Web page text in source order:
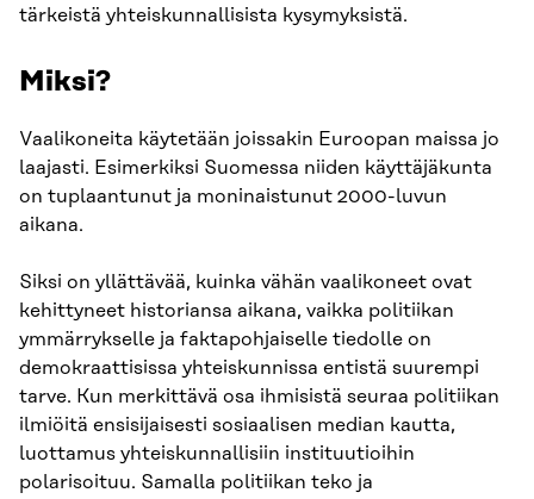
tärkeistä yhteiskunnallisista kysymyksistä.
Miksi?
Vaalikoneita käytetään joissakin Euroopan maissa jo
laajasti. Esimerkiksi Suomessa niiden käyttäjäkunta
on tuplaantunut ja moninaistunut 2000-luvun
aikana.
Siksi on yllättävää, kuinka vähän vaalikoneet ovat
kehittyneet historiansa aikana, vaikka politiikan
ymmärrykselle ja faktapohjaiselle tiedolle on
demokraattisissa yhteiskunnissa entistä suurempi
tarve. Kun merkittävä osa ihmisistä seuraa politiikan
ilmiöitä ensisijaisesti sosiaalisen median kautta,
luottamus yhteiskunnallisiin instituutioihin
polarisoituu. Samalla politiikan teko ja